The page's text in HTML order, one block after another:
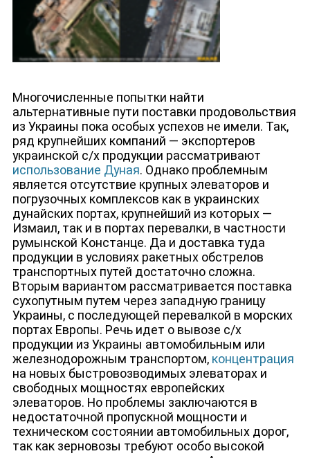
Многочисленные попытки найти
альтернативные пути поставки продовольствия
из Украины пока особых успехов не имели. Так,
ряд крупнейших компаний — экспортеров
украинской с/х продукции рассматривают
использование Дуная. Однако проблемным
является отсутствие крупных элеваторов и
погрузочных комплексов как в украинских
дунайских портах, крупнейший из которых —
Измаил, так и в портах перевалки, в частности
румынской Констанце. Да и доставка туда
продукции в условиях ракетных обстрелов
транспортных путей достаточно сложна.
Вторым вариантом рассматривается поставка
сухопутным путем через западную границу
Украины, с последующей перевалкой в морских
портах Европы. Речь идет о вывозе с/х
продукции из Украины автомобильным или
железнодорожным транспортом, концентрация
на новых быстровозводимых элеваторах и
свободных мощностях европейских
элеваторов. Но проблемы заключаются в
недостаточной пропускной мощности и
техническом состоянии автомобильных дорог,
так как зерновозы требуют особо высокой